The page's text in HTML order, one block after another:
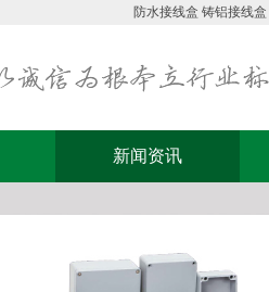
防水接线盒 铸铝接线盒
新闻资讯